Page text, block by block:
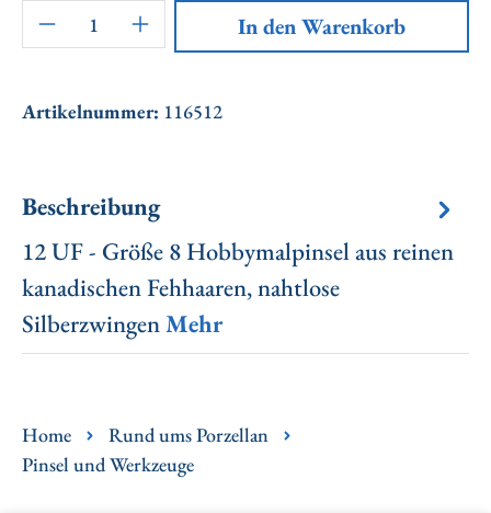
Artikel Anzahl: Gib den gewünschten
In den Warenkorb
Artikelnummer: 116512
Beschreibung
12 UF - Größe 8 Hobbymalpinsel aus reinen
kanadischen Fehhaaren, nahtlose
SilberzwingenMehr
Home
Rund ums Porzellan
Pinsel und Werkzeuge